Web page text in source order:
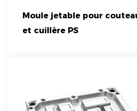
Moule jetable pour
et cuillère PS